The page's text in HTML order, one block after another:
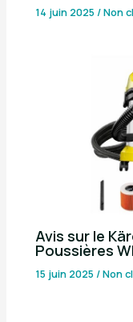
14 juin 2025/Non
Avis sur le
Poussières
15 juin 2025/Non